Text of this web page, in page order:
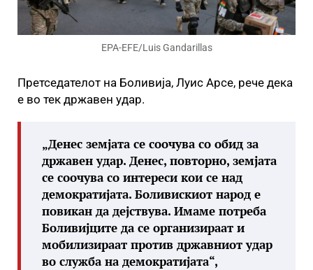
EPA-EFE/Luis Gandarillas
Претседателот на Боливија, Луис Арсе, рече дека
е во тек државен удар.
„Денес земјата се соочува со обид за
државен удар. Денес, повторно, земјата
се соочува со интереси кои се над
демократијата. Боливискиот народ е
повикан да дејствува. Имаме потреба
Боливијците да се организираат и
мобилизираат против државниот удар
во служба на демократијата“,